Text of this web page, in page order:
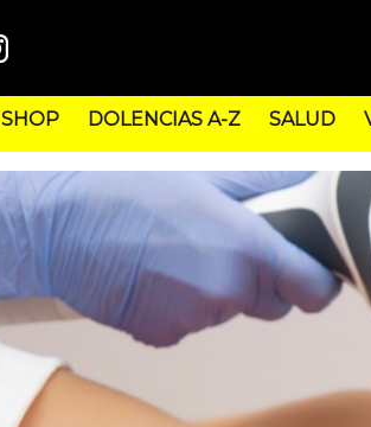
SHOP DOLENCIAS A-Z SALUD